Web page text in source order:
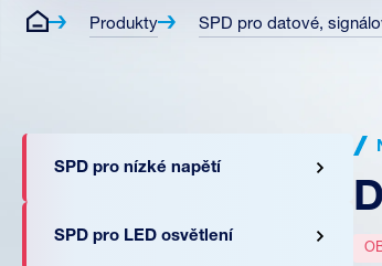
Produkty SPD pro datové,
SPD pro nízké napětí
SPD pro LED osvětlení